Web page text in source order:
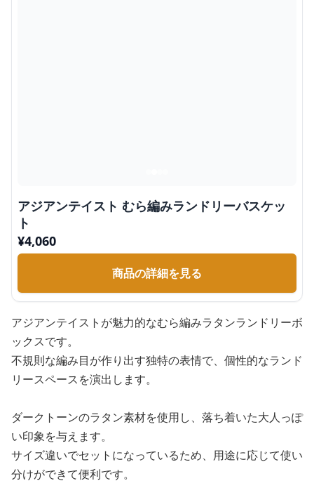
アジアンテイスト むら編みランドリーバスケッ
ト
¥4,060
商品の詳細を見る
アジアンテイストが魅力的なむら編みラタンランドリーボ
ックスです。
不規則な編み目が作り出す独特の表情で、個性的なランド
リースペースを演出します。
ダークトーンのラタン素材を使用し、落ち着いた大人っぽ
い印象を与えます。
サイズ違いでセットになっているため、用途に応じて使い
分けができて便利です。